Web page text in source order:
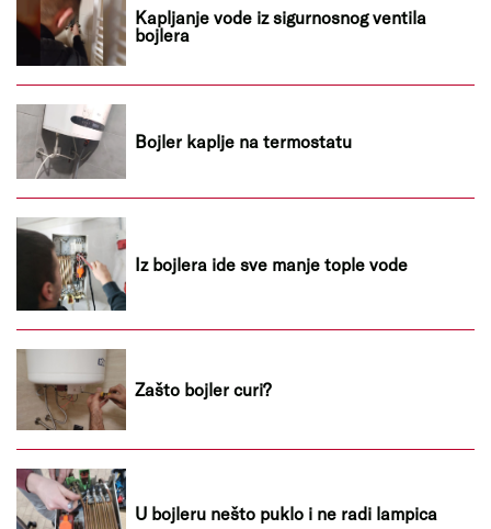
Kapljanje vode iz sigurnosnog ventila
bojlera
Bojler kaplje na termostatu
Iz bojlera ide sve manje tople vode
Zašto bojler curi?
U bojleru nešto puklo i ne radi lampica